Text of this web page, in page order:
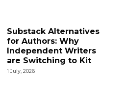
Substack Alternatives
for Authors: Why
Independent Writers
are Switching to Kit
1 July, 2026